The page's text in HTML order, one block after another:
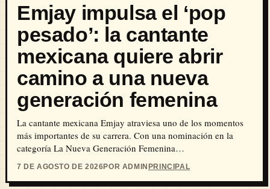
Emjay impulsa el ‘pop
pesado’: la cantante
mexicana quiere abrir
camino a una nueva
generación femenina
La cantante mexicana Emjay atraviesa uno de los momentos
más importantes de su carrera. Con una nominación en la
categoría La Nueva Generación Femenina…
7 DE AGOSTO DE 2026POR ADMINPRINCIPAL